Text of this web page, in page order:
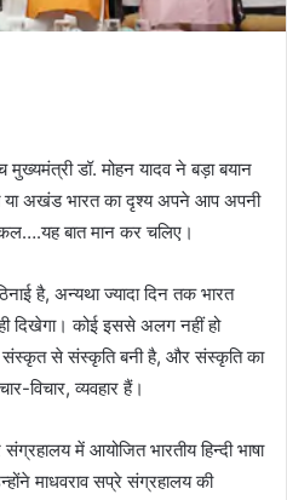
डॉ. मोहन यादव ने बड़ा बयान
या अखंड भारत का दृश्य अपने आप अपनी
बात मान कर चलिए।
है, अन्यथा ज्यादा दिन तक भारत
दिखेगा। कोई इससे अलग नहीं हो
से संस्कृति बनी है, और संस्कृति का
विचार, व्यवहार हैं।
में आयोजित भारतीय हिन्दी भाषा
माधवराव सप्रे संग्रहालय की